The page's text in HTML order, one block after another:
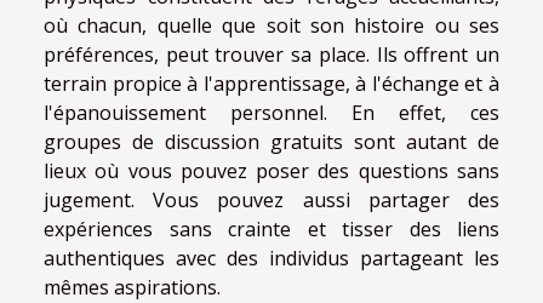
où chacun, quelle que soit son histoire ou ses
préférences, peut trouver sa place. Ils offrent un
terrain propice à l'apprentissage, à l'échange et à
l'épanouissement personnel. En effet, ces
groupes de discussion gratuits sont autant de
lieux où vous pouvez poser des questions sans
jugement. Vous pouvez aussi partager des
expériences sans crainte et tisser des liens
authentiques avec des individus partageant les
mêmes aspirations.